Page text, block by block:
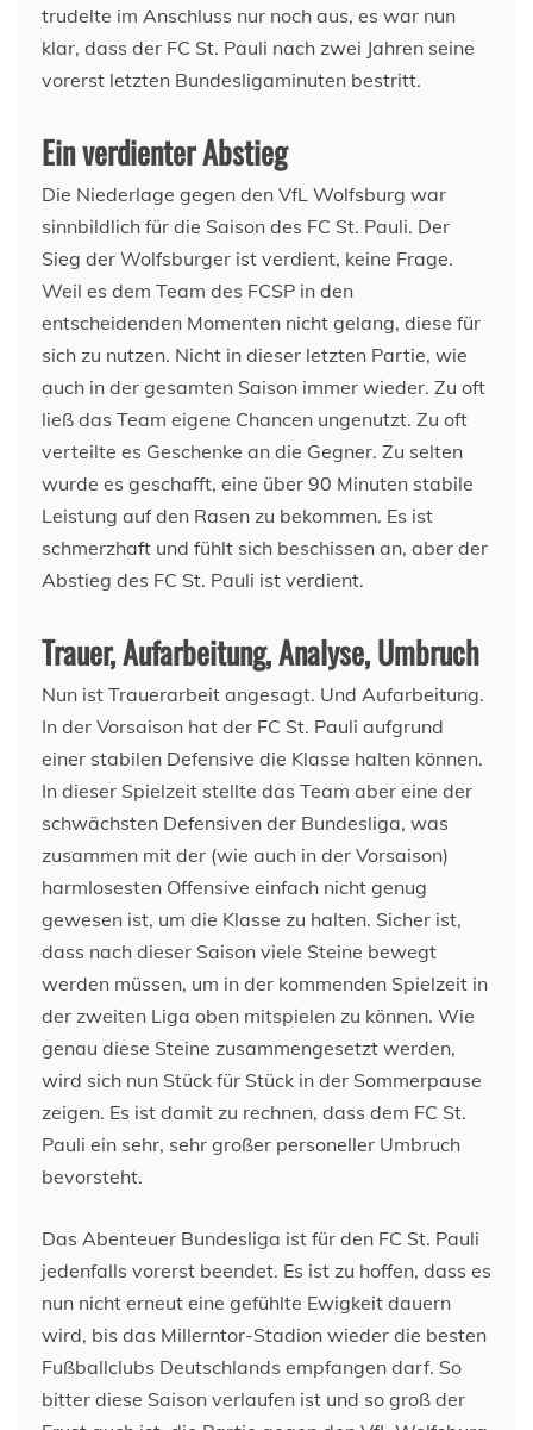
trudelte im Anschluss nur noch aus, es war nun
klar, dass der FC St. Pauli nach zwei Jahren seine
vorerst letzten Bundesligaminuten bestritt.
Ein verdienter Abstieg
Die Niederlage gegen den VfL Wolfsburg war
sinnbildlich für die Saison des FC St. Pauli. Der
Sieg der Wolfsburger ist verdient, keine Frage.
Weil es dem Team des FCSP in den
entscheidenden Momenten nicht gelang, diese für
sich zu nutzen. Nicht in dieser letzten Partie, wie
auch in der gesamten Saison immer wieder. Zu oft
ließ das Team eigene Chancen ungenutzt. Zu oft
verteilte es Geschenke an die Gegner. Zu selten
wurde es geschafft, eine über 90 Minuten stabile
Leistung auf den Rasen zu bekommen. Es ist
schmerzhaft und fühlt sich beschissen an, aber der
Abstieg des FC St. Pauli ist verdient.
Trauer, Aufarbeitung, Analyse, Umbruch
Nun ist Trauerarbeit angesagt. Und Aufarbeitung.
In der Vorsaison hat der FC St. Pauli aufgrund
einer stabilen Defensive die Klasse halten können.
In dieser Spielzeit stellte das Team aber eine der
schwächsten Defensiven der Bundesliga, was
zusammen mit der (wie auch in der Vorsaison)
harmlosesten Offensive einfach nicht genug
gewesen ist, um die Klasse zu halten. Sicher ist,
dass nach dieser Saison viele Steine bewegt
werden müssen, um in der kommenden Spielzeit in
der zweiten Liga oben mitspielen zu können. Wie
genau diese Steine zusammengesetzt werden,
wird sich nun Stück für Stück in der Sommerpause
zeigen. Es ist damit zu rechnen, dass dem FC St.
Pauli ein sehr, sehr großer personeller Umbruch
bevorsteht.
Das Abenteuer Bundesliga ist für den FC St. Pauli
jedenfalls vorerst beendet. Es ist zu hoffen, dass es
nun nicht erneut eine gefühlte Ewigkeit dauern
wird, bis das Millerntor-Stadion wieder die besten
Fußballclubs Deutschlands empfangen darf. So
bitter diese Saison verlaufen ist und so groß der